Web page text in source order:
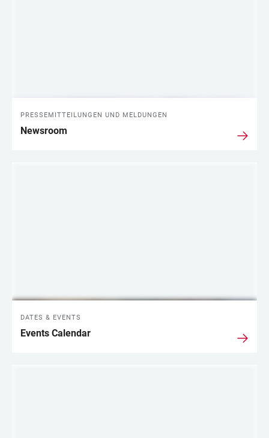
PRESSEMITTEILUNGEN UND MELDUNGEN
Newsroom
DATES & EVENTS
Events Calendar